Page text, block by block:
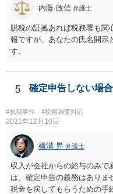
内藤 政信 弁護士
脱税の証拠あれば税務署も関
報ですが、あなたの氏名開示
す。
5 確定申告しない場
#脱税事件 #税務調査対応
2021年12月10日
横溝 昇 弁護士
収入が会社からの給与のみで
は、確定申告の義務はありま
税金を戻してもらうための手